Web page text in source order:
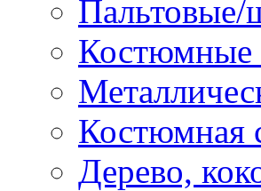
Костюмные
Костюмная
Дерево,